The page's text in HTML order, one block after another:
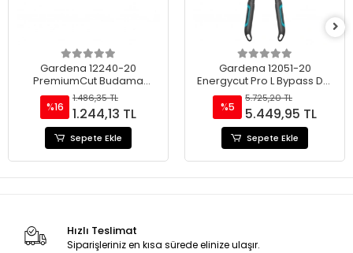
Gardena 12240-20
PremiumCut Budama
Makası 28 MM
%16
1.486,35 TL
1.244,13 TL
Sepete Ekle
Gardena 12051-20
Energycut Pro L Bypass Dal
Budama Makası 50 Mm
%5
5.725,20 TL
5.449,95 TL
Sepete Ekle
Hızlı Teslimat
Siparişleriniz en kısa sürede elinize ulaşır.